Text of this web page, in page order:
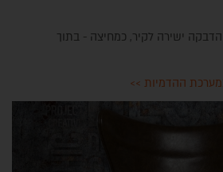
הדבקה ישירה לקיר, כמחיצה - בתוך
ההדמיות >>